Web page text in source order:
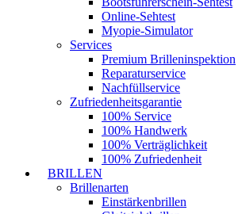
Online-Sehtest
Myopie-Simulator
Services
Premium Brilleninspektion
Reparaturservice
Nachfüllservice
Zufriedenheitsgarantie
100% Service
100% Handwerk
100% Verträglichkeit
100% Zufriedenheit
BRILLEN
Brillenarten
Einstärkenbrillen